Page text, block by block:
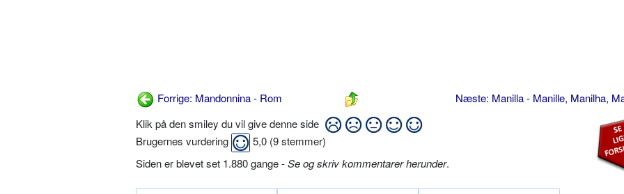
Forrige: Mandonnina - Rom
Næste: Manilla - Manille, Manilha,
Klik på den smiley du vil give denne side
Brugernes vurdering
5,0 (9stemmer)
Siden er blevet set 1.880 gange -Se og skriv kommentarer herunder.